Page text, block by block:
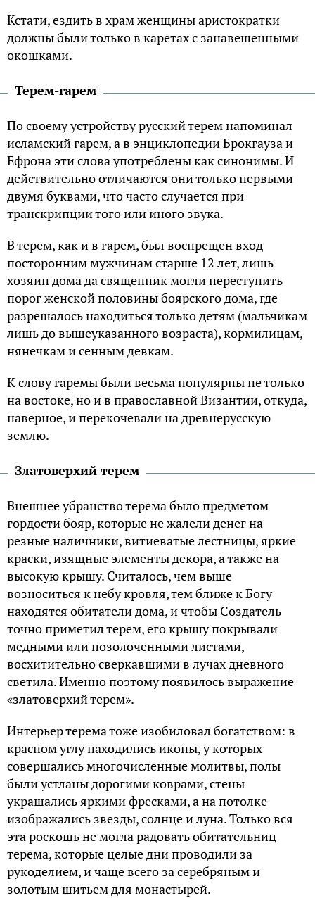
Кстати, ездить в храм женщины аристократки
должны были только в каретах с занавешенными
окошками.
Терем-гарем
По своему устройству русский терем напоминал
исламский гарем, а в энциклопедии Брокгауза и
Ефрона эти слова употреблены как синонимы. И
действительно отличаются они только первыми
двумя буквами, что часто случается при
транскрипции того или иного звука.
В терем, как и в гарем, был воспрещен вход
посторонним мужчинам старше 12 лет, лишь
хозяин дома да священник могли переступить
порог женской половины боярского дома, где
разрешалось находиться только детям (мальчикам
лишь до вышеуказанного возраста), кормилицам,
нянечкам и сенным девкам.
К слову гаремы были весьма популярны не только
на востоке, но и в православной Византии, откуда,
наверное, и перекочевали на древнерусскую
землю.
Златоверхий терем
Внешнее убранство терема было предметом
гордости бояр, которые не жалели денег на
резные наличники, витиеватые лестницы, яркие
краски, изящные элементы декора, а также на
высокую крышу. Считалось, чем выше
возноситься к небу кровля, тем ближе к Богу
находятся обитатели дома, и чтобы Создатель
точно приметил терем, его крышу покрывали
медными или позолоченными листами,
восхитительно сверкавшими в лучах дневного
светила. Именно поэтому появилось выражение
«златоверхий терем».
Интерьер терема тоже изобиловал богатством: в
красном углу находились иконы, у которых
совершались многочисленные молитвы, полы
были устланы дорогими коврами, стены
украшались яркими фресками, а на потолке
изображались звезды, солнце и луна. Только вся
эта роскошь не могла радовать обитательниц
терема, которые целые дни проводили за
рукоделием, и чаще всего за серебряным и
золотым шитьем для монастырей.